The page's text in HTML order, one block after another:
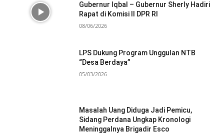
Gubernur Iqbal – Gubernur Sherly Hadiri
Rapat di Komisi II DPR RI
08/06/2026
LPS Dukung Program Unggulan NTB
“Desa Berdaya”
05/03/2026
Masalah Uang Diduga Jadi Pemicu,
Sidang Perdana Ungkap Kronologi
Meninggalnya Brigadir Esco